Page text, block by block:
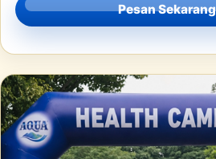
Pesan Sekarang